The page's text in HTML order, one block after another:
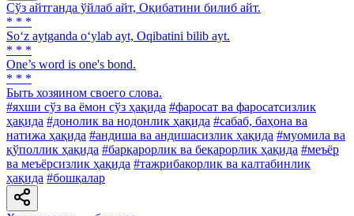
Сўз айтганда ўйлаб айт, Оқибатини билиб айт.
* * *
So‘z aytganda o‘ylab ayt, Oqibatini bilib ayt.
* * *
One’s word is one's bond.
* * *
Быть хозяином своего слова.
#яхши сўз ва ёмон сўз ҳақида #фаросат ва фаросатсизлик
ҳақида #донолик ва нодонлик ҳақида #сабаб, баҳона ва
натижа ҳақида #андиша ва андишасизлик ҳақида #муомила ва
қўполлик ҳақида #барқарорлик ва беқарорлик ҳақида #меъёр
ва меъёрсизлик ҳақида #тажрибакорлик ва калтабинлик
ҳақида #бошқалар